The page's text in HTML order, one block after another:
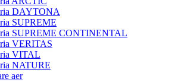
DAYTONA
SUPREME
SUPREME CONTINENTAL
VERITAS
VITAL
NATURE
aer